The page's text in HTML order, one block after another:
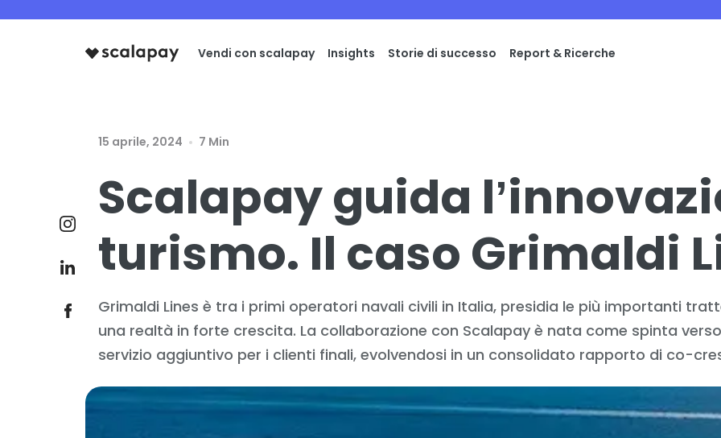
Vendi con scalapay Insights Storie di successo Report & Ricerche
15 aprile, 2024 7 Min
Scalapay guida
turismo. Il caso Grimaldi
Grimaldi Lines è tra i primi operatori navali civili in Italia, presidia le più importanti
una realtà in forte crescita. La collaborazione con Scalapay è nata come spinta
servizio aggiuntivo per i clienti finali, evolvendosi in un consolidato rapporto di co-